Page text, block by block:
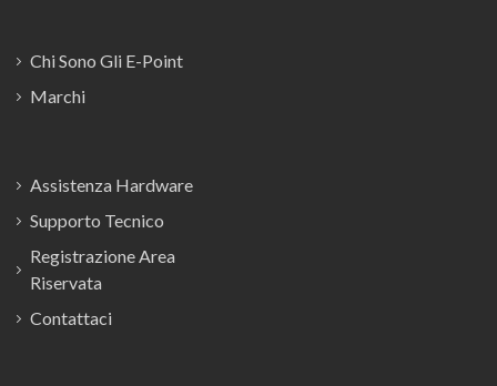
Chi Sono Gli E-Point
Marchi
Assistenza Hardware
Supporto Tecnico
Registrazione Area
Riservata
Contattaci